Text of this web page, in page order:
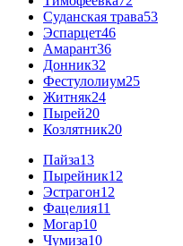
Суданская трава53
Эспарцет46
Амарант36
Донник32
Фестулолиум25
Житняк24
Пырей20
Козлятник20
Пайза13
Пырейник12
Эстрагон12
Фацелия11
Могар10
Чумиза10